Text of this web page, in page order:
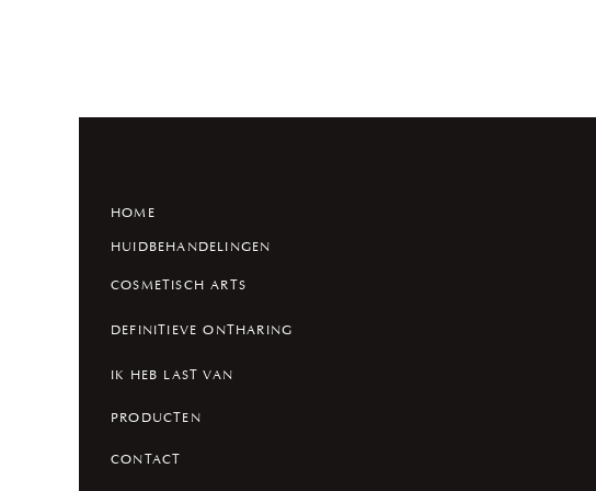
HOME
HUIDBEHANDELINGEN
COSMETISCH ARTS
DEFINITIEVE ONTHARING
IK HEB LAST VAN
PRODUCTEN
CONTACT